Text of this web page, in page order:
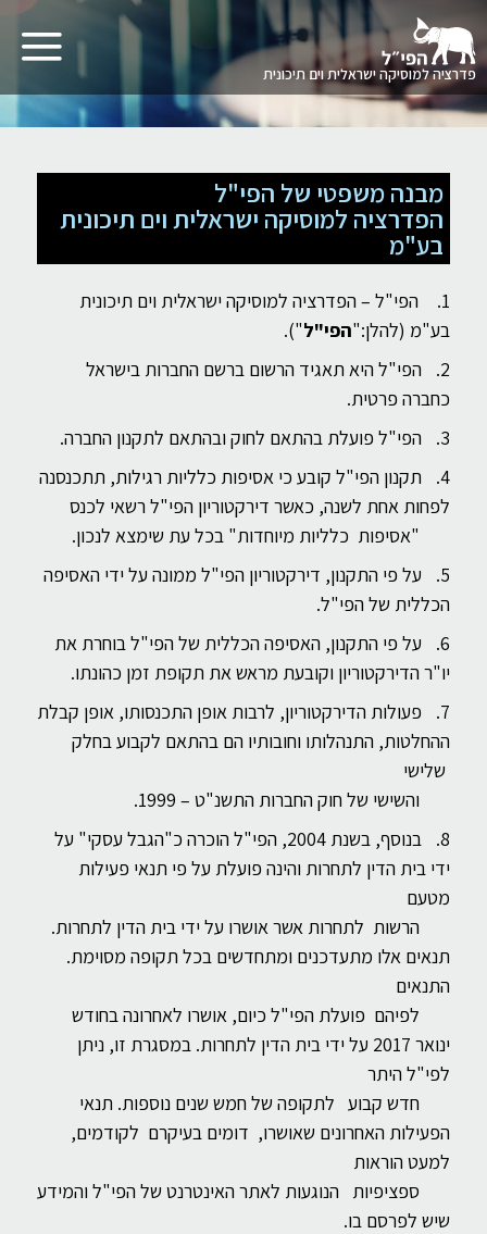
דלגו
פדרציה למוסיקה ישראלית וים תיכונית
תפריט
מבנה משפטי של הפי"ל
הפדרציה למוסיקה ישראלית וים תיכונית
בע"מ
הפי"ל – הפדרציה למוסיקה ישראלית וים תיכונית
בע"מ (להלן:"הפי"ל").
הפי"ל היא תאגיד הרשום ברשם החברות בישראל
כחברה פרטית.
הפי"ל פועלת בהתאם לחוק ובהתאם לתקנון החברה.
תקנון הפי"ל קובע כי אסיפות כלליות רגילות, תתכנסנה
לפחות אחת לשנה, כאשר דירקטוריון הפי"ל רשאי לכנס
"אסיפות כלליות מיוחדות" בכל עת שימצא לנכון.
על פי התקנון, דירקטוריון הפי"ל ממונה על ידי האסיפה
הכללית של הפי"ל.
על פי התקנון, האסיפה הכללית של הפי"ל בוחרת את
יו"ר הדירקטוריון וקובעת מראש את תקופת זמן כהונתו.
פעולות הדירקטוריון, לרבות אופן התכנסותו, אופן קבלת
ההחלטות, התנהלותו וחובותיו הם בהתאם לקבוע בחלק
שלישי
והשישי של חוק החברות התשנ"ט – 1999.
בנוסף, בשנת 2004, הפי"ל הוכרה כ"הגבל עסקי" על
ידי בית הדין לתחרות והינה פועלת על פי תנאי פעילות
מטעם
הרשות לתחרות אשר אושרו על ידי בית הדין לתחרות.
תנאים אלו מתעדכנים ומתחדשים בכל תקופה מסוימת.
התנאים
לפיהם פועלת הפי"ל כיום, אושרו לאחרונה בחודש
ינואר 2017 על ידי בית הדין לתחרות. במסגרת זו, ניתן
לפי"ל היתר
חדש קבוע לתקופה של חמש שנים נוספות. תנאי
הפעילות האחרונים שאושרו, דומים בעיקרם לקודמים,
למעט הוראות
ספציפיות הנוגעות לאתר האינטרנט של הפי"ל והמידע
שיש לפרסם בו.